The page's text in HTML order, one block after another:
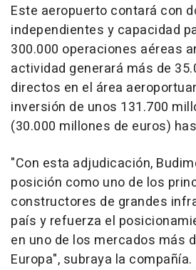
Este aeropuerto contará con
independientes y capacidad
300.000 operaciones aéreas
actividad generará más de
directos en el área
inversión de unos 131.700
(30.000 millones de euros)
"Con esta adjudicación,
posición como uno de los
constructores de grandes
país y refuerza el
en uno de los mercados más
Europa", subraya la compañía.